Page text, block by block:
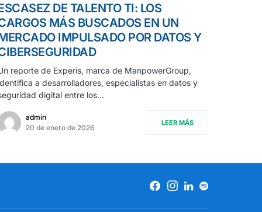
DE TALENTO TI: LOS
MÁS BUSCADOS EN UN
IMPULSADO POR DATOS Y
reporte de Experis, marca de ManpowerGroup,
a desarrolladores, especialistas en datos y
digital entre los…
admin
20 de enero de 2026
LEER MÁS